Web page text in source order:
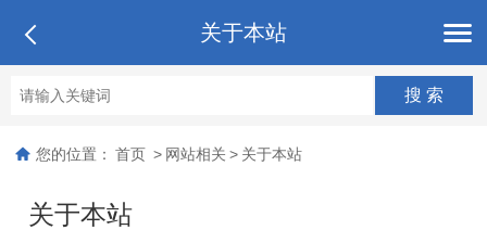
关于本站
您的位置： 首页 > 网站相关 > 关于本站
关于本站